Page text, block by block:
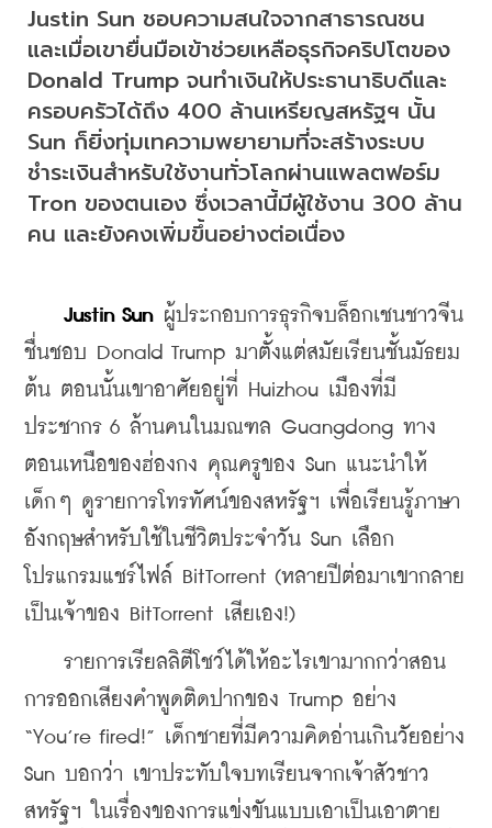
Justin Sun ชอบความสนใจจากสาธารณชน
และเมื่อเขายื่นมือเข้าช่วยเหลือธุรกิจคริปโตของ
Donald Trump จนทำเงินให้ประธานาธิบดีและ
ครอบครัวได้ถึง 400 ล้านเหรียญสหรัฐฯ นั้น
Sun ก็ยิ่งทุ่มเทความพยายามที่จะสร้างระบบ
ชำระเงินสำหรับใช้งานทั่วโลกผ่านแพลตฟอร์ม
Tron ของตนเอง ซึ่งเวลานี้มีผู้ใช้งาน 300 ล้าน
คน และยังคงเพิ่มขึ้นอย่างต่อเนื่อง
Justin Sun ผู้ประกอบการธุรกิจบล็อกเชนชาวจีน
ชื่นชอบ Donald Trump มาตั้งแต่สมัยเรียนชั้นมัธยม
ต้น ตอนนั้นเขาอาศัยอยู่ที่ Huizhou เมืองที่มี
ประชากร 6 ล้านคนในมณฑล Guangdong ทาง
ตอนเหนือของฮ่องกง คุณครูของ Sun แนะนำให้
เด็กๆ ดูรายการโทรทัศน์ของสหรัฐฯ เพื่อเรียนรู้ภาษา
อังกฤษสำหรับใช้ในชีวิตประจำวัน Sun เลือก
โปรแกรมแชร์ไฟล์ BitTorrent (หลายปีต่อมาเขากลาย
เป็นเจ้าของ BitTorrent เสียเอง!)
รายการเรียลลิตีโชว์ได้ให้อะไรเขามากกว่าสอน
การออกเสียงคำพูดติดปากของ Trump อย่าง
“You’re fired!” เด็กชายที่มีความคิดอ่านเกินวัยอย่าง
Sun บอกว่า เขาประทับใจบทเรียนจากเจ้าสัวชาว
สหรัฐฯ ในเรื่องของการแข่งขันแบบเอาเป็นเอาตาย